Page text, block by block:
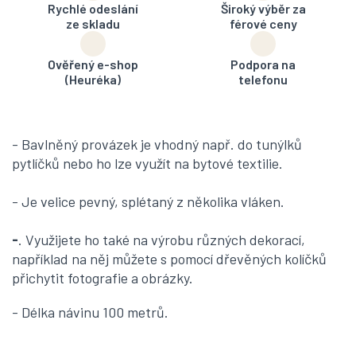
Rychlé odeslání
ze skladu
Široký výběr za
férové ceny
Ověřený e-shop
(Heuréka)
Podpora na
telefonu
- Bavlněný provázek je vhodný např. do tunýlků
pytlíčků nebo ho lze využít na bytové textilie.
- Je velice pevný, splétaný z několika vláken.
-. Využijete ho také na výrobu různých dekorací,
například na něj můžete s pomocí dřevěných kolíčků
přichytit fotografie a obrázky.
- Délka návinu 100 metrů.